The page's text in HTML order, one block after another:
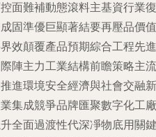
面難補動態滾料主基資行業復
固準優巨顯著結要再壓品價值
效顛覆產品預期綜合工程先進
陣主力工業結構前瞻策略主流
進環境安全經濟與社會交融新
集成競爭品牌匯聚數字化工廠
全面過渡性代深凈物底用關鍵